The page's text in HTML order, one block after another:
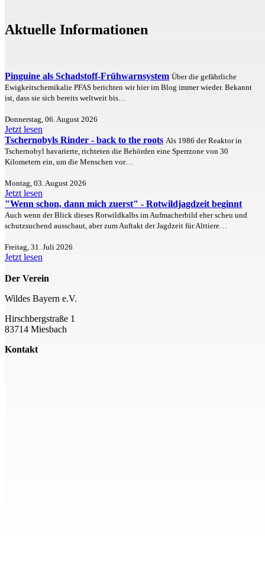
Aktuelle Informationen
Pinguine als Schadstoff-Frühwarnsystem Über die gefährliche
Ewigkeitschemikalie PFAS berichten wir hier im Blog immer wieder. Bekannt
ist, dass sie sich bereits weltweit bis…
Donnerstag, 06. August 2026
Jetzt lesen
Tschernobyls Rinder - back to the roots Als 1986 der Reaktor in
Tschernobyl havarierte, richteten die Behörden eine Sperrzone von 30
Kilometern ein, um die Menschen vor…
Montag, 03. August 2026
Jetzt lesen
"Wenn schon, dann mich zuerst" - Rotwildjagdzeit beginnt
Auch wenn der Blick dieses Rotwildkalbs im Aufmacherbild eher scheu und
schutzsuchend ausschaut, aber zum Auftakt der Jagdzeit für Alttiere…
Freitag, 31. Juli 2026
Jetzt lesen
Der Verein
Wildes Bayern e.V.
Hirschbergstraße 1
83714 Miesbach
Kontakt